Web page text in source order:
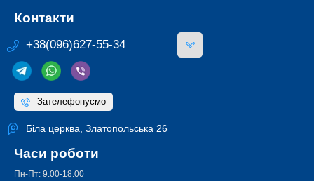
Контакти
+38(096)627-55-34
Зателефонуємо
Біла церква, Златопольська 26
Часи роботи
Пн-Пт: 9.00-18.00